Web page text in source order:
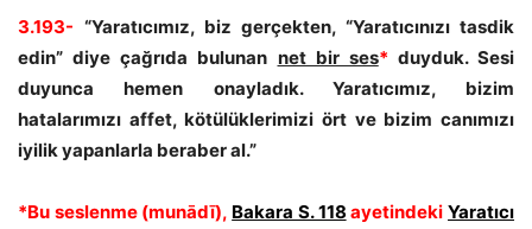
3.193- “Yaratıcımız, biz gerçekten, “Yaratıcınızı tasdik
edin” diye çağrıda bulunan net bir ses* duyduk. Sesi
duyunca hemen onayladık. Yaratıcımız, bizim
hatalarımızı affet, kötülüklerimizi ört ve bizim canımızı
iyilik yapanlarla beraber al.”
*Bu seslenme (munādī), Bakara S. 118 ayetindekiYaratıcı